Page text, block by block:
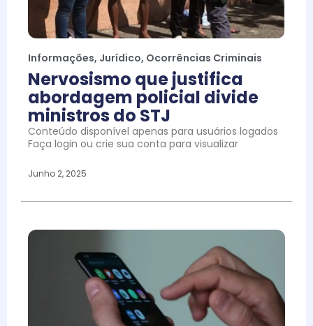
Informações, Jurídico, Ocorrências Criminais
Nervosismo que justifica
abordagem policial divide
ministros do STJ
Conteúdo disponível apenas para usuários logados
Faça login ou crie sua conta para visualizar
Junho 2, 2025